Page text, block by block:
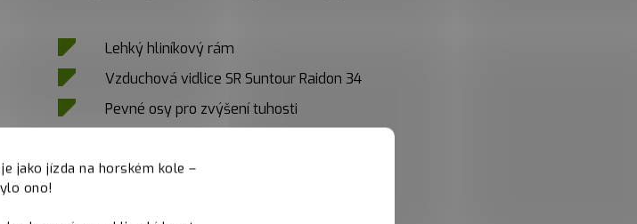
jako jízda na horském kole –
ono!
Lehký hliníkový rám
Vzduchová vidlice SR Suntour Raidon 34
Pevné osy pro zvýšení tuhosti
Teleskopická sedlovka